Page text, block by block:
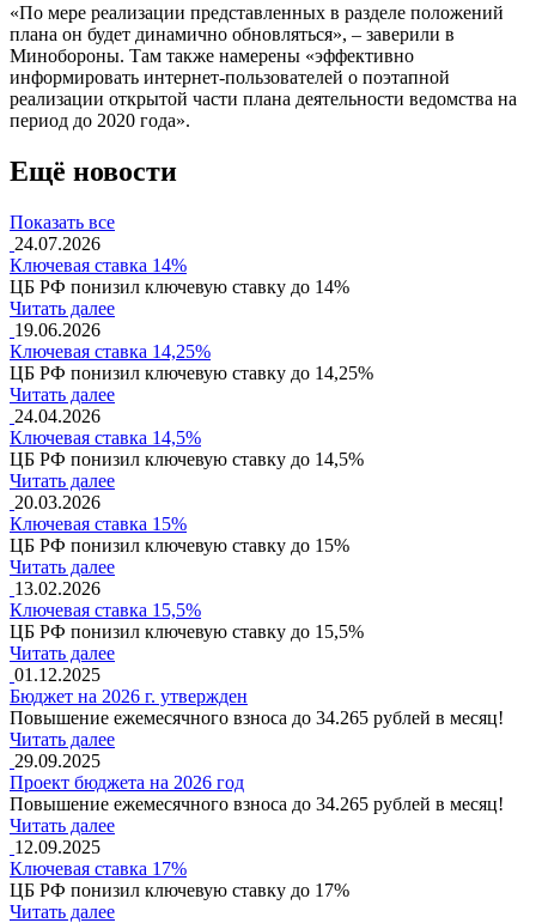
«По мере реализации представленных в разделе положений
плана он будет динамично обновляться», – заверили в
Минобороны. Там также намерены «эффективно
информировать интернет-пользователей о поэтапной
реализации открытой части плана деятельности ведомства на
период до 2020 года».
Ещё новости
Показать все
24.07.2026
Ключевая ставка 14%
ЦБ РФ понизил ключевую ставку до 14%
Читать далее
19.06.2026
Ключевая ставка 14,25%
ЦБ РФ понизил ключевую ставку до 14,25%
Читать далее
24.04.2026
Ключевая ставка 14,5%
ЦБ РФ понизил ключевую ставку до 14,5%
Читать далее
20.03.2026
Ключевая ставка 15%
ЦБ РФ понизил ключевую ставку до 15%
Читать далее
13.02.2026
Ключевая ставка 15,5%
ЦБ РФ понизил ключевую ставку до 15,5%
Читать далее
01.12.2025
Бюджет на 2026 г. утвержден
Повышение ежемесячного взноса до 34.265 рублей в месяц!
Читать далее
29.09.2025
Проект бюджета на 2026 год
Повышение ежемесячного взноса до 34.265 рублей в месяц!
Читать далее
12.09.2025
Ключевая ставка 17%
ЦБ РФ понизил ключевую ставку до 17%
Читать далее